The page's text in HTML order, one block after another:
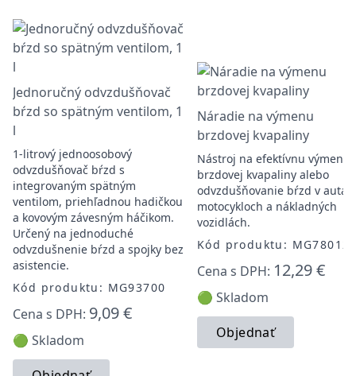
Jednoručný odvzdušňovač
bŕzd so spätným ventilom, 1
l
1-litrový jednoosobový
odvzdušňovač bŕzd s
integrovaným spätným
ventilom, priehľadnou hadičkou
a kovovým závesným háčikom.
Určený na jednoduché
odvzdušnenie bŕzd a spojky bez
asistencie.
Kód produktu: MG93700
Cena s DPH: 9,09 €
🟢 Skladom
Náradie na výmenu
brzdovej kvapaliny
Nástroj na efektívnu výmenu
brzdovej kvapaliny alebo
odvzdušňovanie bŕzd v
motocykloch a nákladných
vozidlách.
Kód produktu: MG78012
Cena s DPH: 12,29 €
🟢 Skladom
Objednať